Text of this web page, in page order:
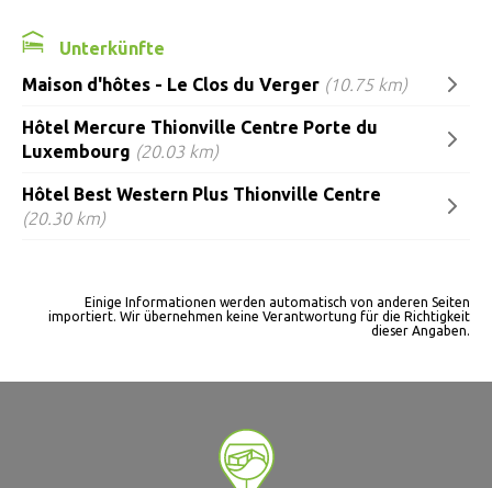
Unterkünfte
Maison d'hôtes - Le Clos du Verger (10.75 km)
Hôtel Mercure Thionville Centre Porte du
Luxembourg (20.03 km)
Hôtel Best Western Plus Thionville Centre
(20.30 km)
Einige Informationen werden automatisch von anderen Seiten
importiert. Wir übernehmen keine Verantwortung für die Richtigkeit
dieser Angaben.